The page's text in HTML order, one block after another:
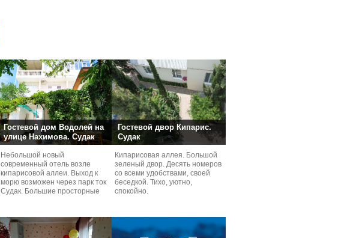
Гостевой дом Водолей на
улице Нахимова. Судак
Небольшой новый
современный отель возле
кипарисовой аллеи. Выход к
морю возможен через парк ток
Судaк. Большие просторные
Гостевой двор Кипарис.
Судак
Кипарисовая аллея. Большой
зеленый двор. Десять номеров
со всеми удобствами, своей
беседкой. Тихо, уютно,
спокойно.